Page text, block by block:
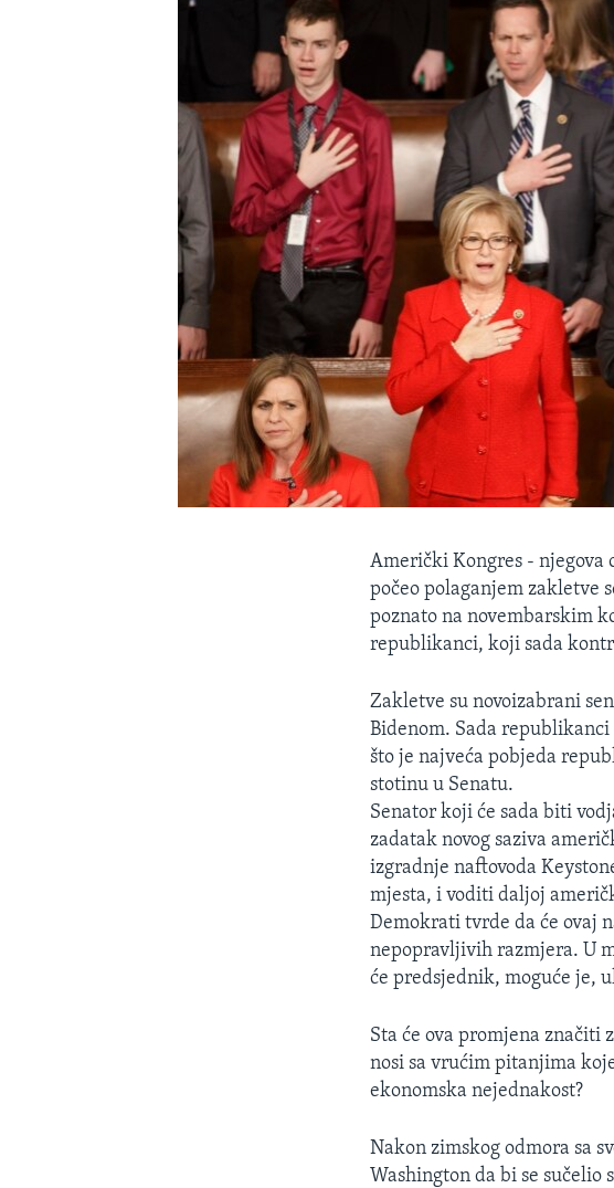
Američki Kongres - njegova
počeo polaganjem zakletve
poznato na novembarskim
republikanci, koji sada
Zakletve su novoizabrani
Bidenom. Sada
što je najveća pobjeda
stotinu u Senatu.
Senator koji će sada biti
zadatak novog saziva
izgradnje naftovoda
mjesta, i voditi daljoj
Demokrati tvrde da će ovaj
nepopravljivih razmjera. U
će predsjednik, moguće je,
Sta će ova promjena značiti
nosi sa vrućim pitanjima
ekonomska nejednakost?
Nakon zimskog odmora sa
Washington da bi se